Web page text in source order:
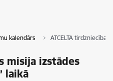
kalendārs ATCELTA
misija izstādes
laikā